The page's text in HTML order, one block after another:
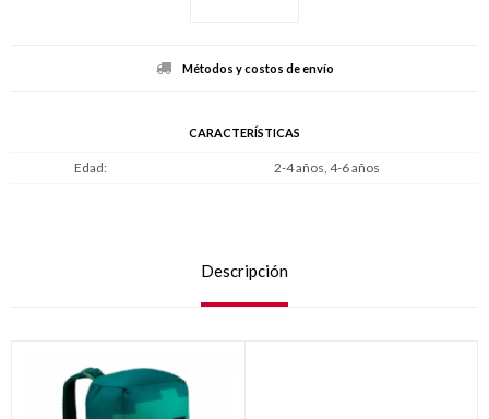
Métodos y costos de envío
CARACTERÍSTICAS
Edad 2-4 años, 4-6 años
Descripción